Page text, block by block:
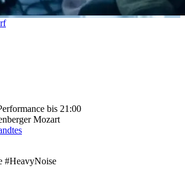
bis 21:00
Mozart
#HeavyNoise